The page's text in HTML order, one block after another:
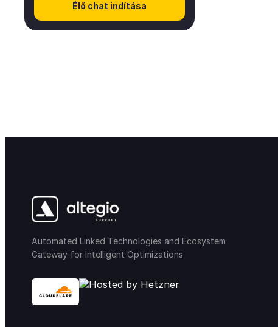
Élő chat indítása
Automated Linked Technologies and Ecosystem
Gateway for Intelligent Optimizations